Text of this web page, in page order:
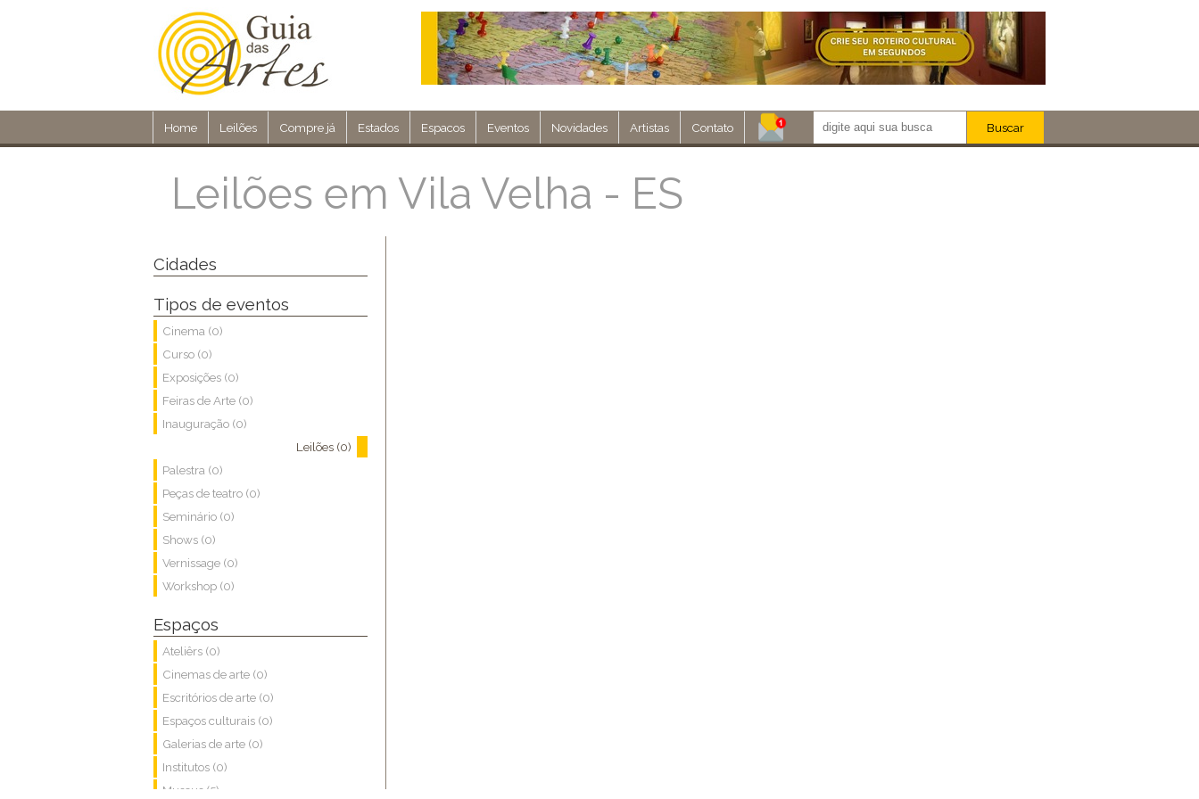
Home Leilões Compre já Estados Espacos Eventos Novidades Artistas Contato Buscar
Leilões em Vila Velha - ES
Cidades
Tipos de eventos
Cinema (0)
Curso (0)
Exposições (0)
Feiras de Arte (0)
Inauguração (0)
Leilões (0)
Palestra (0)
Peças de teatro (0)
Seminário (0)
Shows (0)
Vernissage (0)
Workshop (0)
Espaços
Ateliêrs (0)
Cinemas de arte (0)
Escritórios de arte (0)
Espaços culturais (0)
Galerias de arte (0)
Institutos (0)
Museus (5)